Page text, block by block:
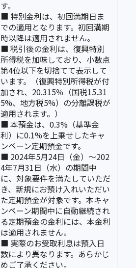
す。
■ 特別金利は、初回満期日ま
での適用となります。初回満期
時以降は適用されません。
■ 税引後の金利は、復興特別
所得税を加味しており、小数点
第4位以下を切捨てて表示して
います。（復興特別所得税が付
加され、20.315％（国税15.31
5%、地方税5%）の分離課税が
適用されます。）
■ 本預金は、0.3%（基準金
利）に0.1%を上乗せしたキャ
ンペーン定期預金です。
■ 2024年5月24日（金）～202
4年7月31日（水）の期間中
に、対象要件を満たしていただ
き、新規にお預け入れいただい
た定期預金が対象です。本キャ
ンペーン期間中に自動継続され
る定期預金の金利には、本金利
は適用されません。
■ 実際のお受取利息は預入日
数により異なります。あらかじ
めご了承ください。